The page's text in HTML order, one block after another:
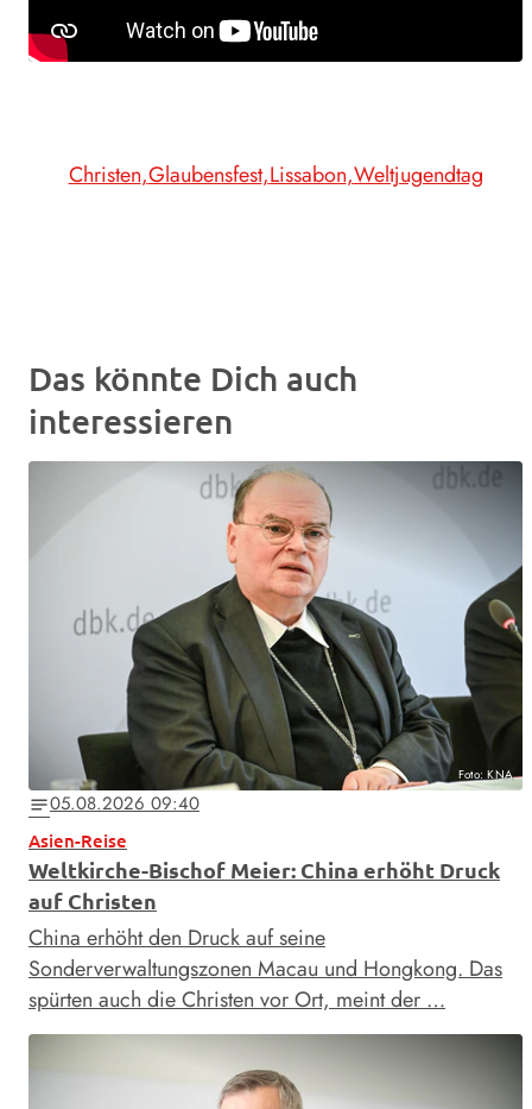
Christen Glaubensfest Lissabon Weltjugendtag
Das könnte Dich auch
interessieren
Foto: KNA
notes05.08.2026 09:40
Asien-Reise
Weltkirche-Bischof Meier: China erhöht Druck
auf Christen
China erhöht den Druck auf seine
Sonderverwaltungszonen Macau und Hongkong. Das
spürten auch die Christen vor Ort, meint der …